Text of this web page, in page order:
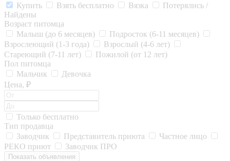
Купить
Взять бесплатно Вязка
Потерялись /
Найдены
Возраст питомца
Малыш (до 6 месяцев)
Подросток (6-11 месяцев)
Взрослеющий (1-3 года)
Взрослый (4-6 лет)
Стареющий (7-11 лет)
Пожилой (от 12 лет)
Пол питомца
Мальчик
Девочка
Цена, ₽
Только бесплатно
Тип продавца
Заводчик
Представитель приюта
Частное лицо
РЕКО приют
Заводчик ПРО
Показать объявления